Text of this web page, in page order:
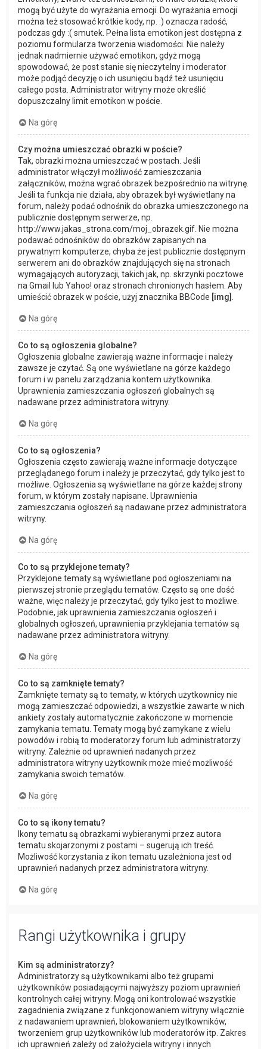
mogą być użyte do wyrażania emocji. Do wyrażania emocji
można też stosować krótkie kody, np. :) oznacza radość,
podczas gdy :( smutek. Pełna lista emotikon jest dostępna z
poziomu formularza tworzenia wiadomości. Nie należy
jednak nadmiernie używać emotikon, gdyż mogą
spowodować, że post stanie się nieczytelny i moderator
może podjąć decyzję o ich usunięciu bądź też usunięciu
całego posta. Administrator witryny może określić
dopuszczalny limit emotikon w poście.
Na górę
Czy można umieszczać obrazki w poście?
Tak, obrazki można umieszczać w postach. Jeśli
administrator włączył możliwość zamieszczania
załączników, można wgrać obrazek bezpośrednio na witrynę.
Jeśli ta funkcja nie działa, aby obrazek był wyświetlany na
forum, należy podać odnośnik do obrazka umieszczonego na
publicznie dostępnym serwerze, np.
http://www.jakas_strona.com/moj_obrazek.gif. Nie można
podawać odnośników do obrazków zapisanych na
prywatnym komputerze, chyba że jest publicznie dostępnym
serwerem ani do obrazków znajdujących się na stronach
wymagających autoryzacji, takich jak, np. skrzynki pocztowe
na Gmail lub Yahoo! oraz stronach chronionych hasłem. Aby
umieścić obrazek w poście, użyj znacznika BBCode [img]
Na górę
Co to są ogłoszenia globalne?
Ogłoszenia globalne zawierają ważne informacje i należy
zawsze je czytać. Są one wyświetlane na górze każdego
forum i w panelu zarządzania kontem użytkownika.
Uprawnienia zamieszczania ogłoszeń globalnych są
nadawane przez administratora witryny.
Na górę
Co to są ogłoszenia?
Ogłoszenia często zawierają ważne informacje dotyczące
przeglądanego forum i należy je przeczytać, gdy tylko jest to
możliwe. Ogłoszenia są wyświetlane na górze każdej strony
forum, w którym zostały napisane. Uprawnienia
zamieszczania ogłoszeń są nadawane przez administratora
witryny.
Na górę
Co to są przyklejone tematy?
Przyklejone tematy są wyświetlane pod ogłoszeniami na
pierwszej stronie przeglądu tematów. Często są one dość
ważne, więc należy je przeczytać, gdy tylko jest to możliwe.
Podobnie, jak uprawnienia zamieszczania ogłoszeń i
globalnych ogłoszeń, uprawnienia przyklejania tematów są
nadawane przez administratora witryny.
Na górę
Co to są zamknięte tematy?
Zamknięte tematy są to tematy, w których użytkownicy nie
mogą zamieszczać odpowiedzi, a wszystkie zawarte w nich
ankiety zostały automatycznie zakończone w momencie
zamykania tematu. Tematy mogą być zamykane z wielu
powodów i robią to moderatorzy forum lub administratorzy
witryny. Zależnie od uprawnień nadanych przez
administratora witryny użytkownik może mieć możliwość
zamykania swoich tematów.
Na górę
Co to są ikony tematu?
Ikony tematu są obrazkami wybieranymi przez autora
tematu skojarzonymi z postami – sugerują ich treść.
Możliwość korzystania z ikon tematu uzależniona jest od
uprawnień nadanych przez administratora witryny.
Na górę
Rangi użytkownika i grupy
Kim są administratorzy?
Administratorzy są użytkownikami albo też grupami
użytkowników posiadającymi najwyższy poziom uprawnień
kontrolnych całej witryny. Mogą oni kontrolować wszystkie
zagadnienia związane z funkcjonowaniem witryny włącznie
z nadawaniem uprawnień, blokowaniem użytkowników,
tworzeniem grup użytkowników lub moderatorów itp. Zakres
ich uprawnień zależy od założyciela witryny i innych